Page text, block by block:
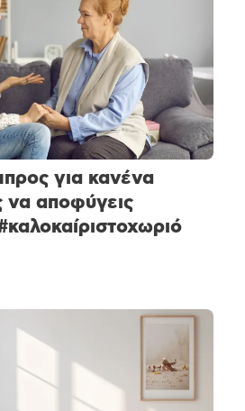
για κανένα
να αποφύγεις